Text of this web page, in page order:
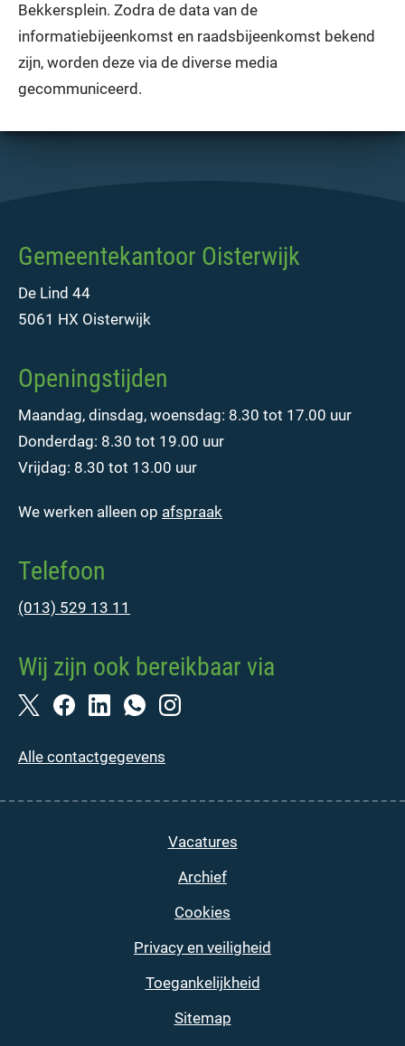
Bekkersplein. Zodra de data van de
informatiebijeenkomst en raadsbijeenkomst bekend
zijn, worden deze via de diverse media
gecommuniceerd.
Gemeentekantoor Oisterwijk
De Lind 44
5061 HX Oisterwijk
Openingstijden
Maandag, dinsdag, woensdag: 8.30 tot 17.00 uur
Donderdag: 8.30 tot 19.00 uur
Vrijdag: 8.30 tot 13.00 uur
We werken alleen op afspraak
Telefoon
(013) 529 13 11
Wij zijn ook bereikbaar via
Alle contactgegevens
Vacatures
Archief
Cookies
Privacy en veiligheid
Toegankelijkheid
Sitemap